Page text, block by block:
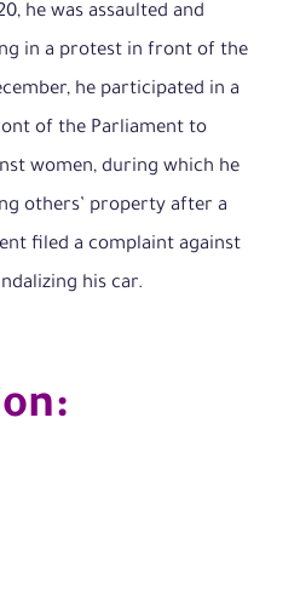
he was assaulted and
in a protest in front of the
he participated in a
of the Parliament to
women, during which he
others’ property after a
filed a complaint against
his car.